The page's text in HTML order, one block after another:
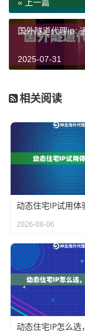
行为轨迹
三步完成云
不多简单：
在云服务器
从神龙海外代
在代理设置
重点说下第二步
能就是康卡斯特
必须注意的
绑定住宅IP不是
« 上一篇
国外隧道代理ip:
2025-07-31
相关阅读
动态住宅IP试用体
2026-08-06